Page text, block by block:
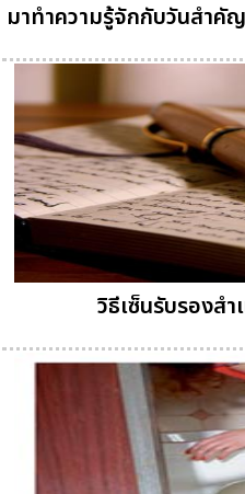
มาทำความรู้จักกับวันสำคั
วิธีเซ็นรับรองส